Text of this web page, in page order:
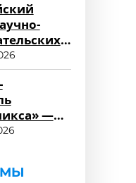
СПО»
—